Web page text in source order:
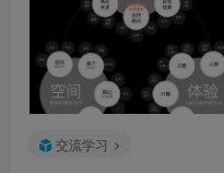
交流学习